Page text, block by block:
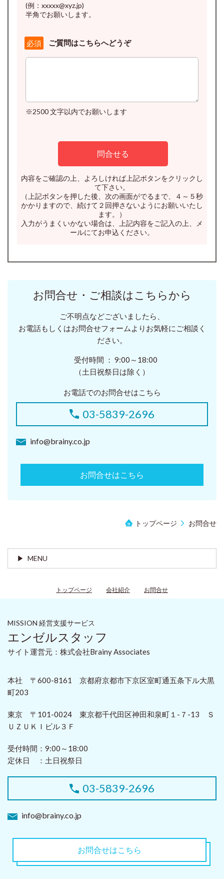
(例：xxxxx@xyz.jp)
半角でお願いします。
ご質問はこちらへどうぞ
必須
※2500 文字以内でお願いします
内容をご確認の上、よろしければ上記ボタンをクリックし
て下さい。
（上記ボタンを押した後、次の画面がでるまで、４～５秒
かかりますので、続けて２回押さないようにお願いいたし
ます。）
入力がうまくいかない場合は、上記内容をご記入の上、メ
ールにてお申込ください。
お問合せ・ご相談はこちらから
ご不明点などございましたら、
お電話もしくはお問合せフォームよりお気軽にご相談く
ださい。
受付時間 ： 9:00～18:00
（土日祝祭日は除く）
お電話でのお問合せはこちら
03-5839-2696
info@brainy.co.jp
お問合せはこちら
トップページ お問合せ
MENU
トップページ 会社紹介 お問合せ
MISSION 経営支援サービス
エンゼルスタッフ
サイト運営元：株式会社Brainy Associates
本社 〒600-8161 京都府京都市下京区室町通五条下ル大黒
町203
東京 〒101-0024 東京都千代田区神田和泉町１-７-13 Ｓ
ＵＺＵＫＩビル３Ｆ
受付時間：9:00～18:00
定休日 ：土日祝祭日
03-5839-2696
info@brainy.co.jp
お問合せはこちら